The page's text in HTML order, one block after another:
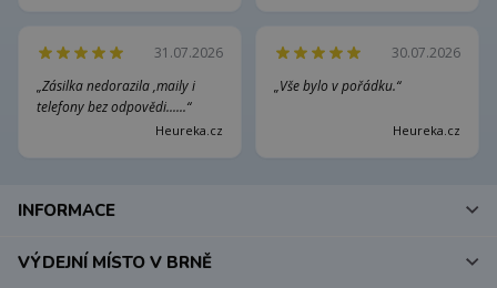
31.07.2026
„Zásilka nedorazila ,maily i
telefony bez odpovědi......“
Heureka.cz
30.07.2026
„Vše bylo v pořádku.“
Heureka.cz
INFORMACE
VÝDEJNÍ MÍSTO V BRNĚ